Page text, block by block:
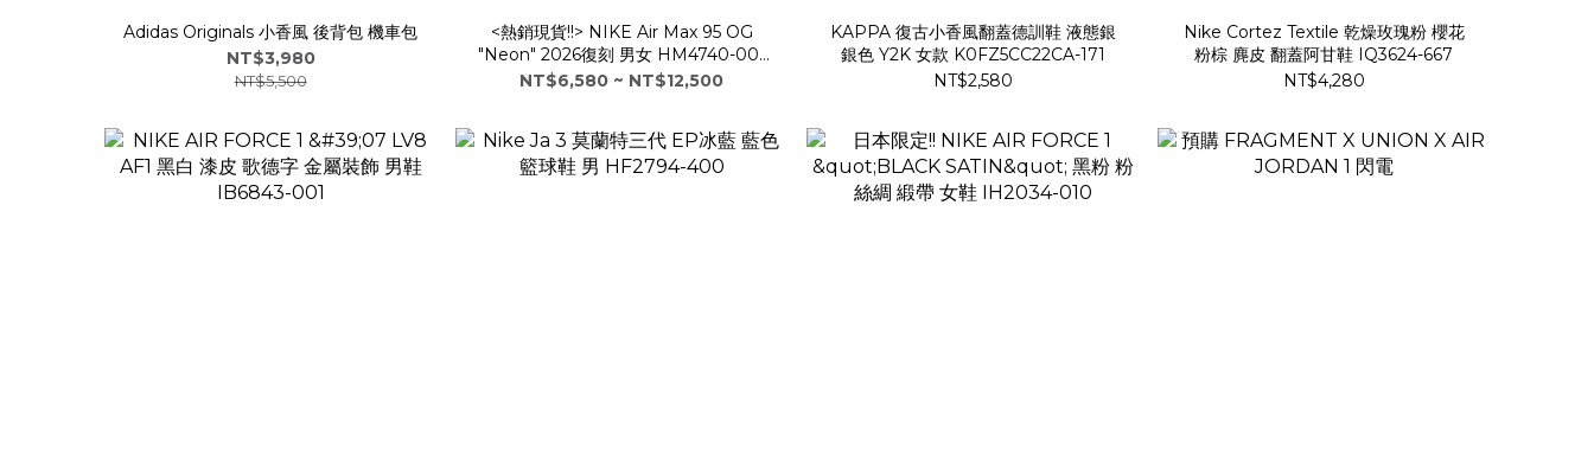
Adidas Originals 小香風 後背包 機車包
NT$3,980
NT$5,500
<熱銷現貨!!> NIKE Air Max 95 OG
"Neon" 2026復刻 男女 HM4740-001
IO9926-001
NT$6,580 ~ NT$12,500
KAPPA 復古小香風翻蓋德訓鞋 液態銀
銀色 Y2K 女款 K0FZ5CC22CA-171
NT$2,580
Nike Cortez Textile 乾燥玫瑰粉 櫻花
粉棕 麂皮 翻蓋阿甘鞋 IQ3624-667
NT$4,280